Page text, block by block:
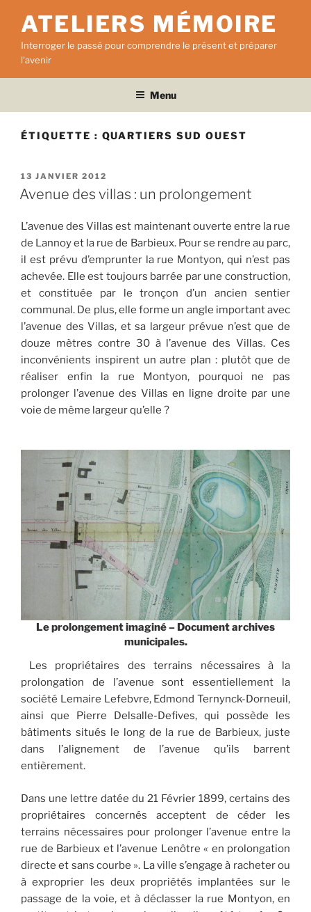
contenu
principal
ATELIERS MÉMOIRE
Interroger le passé pour comprendre le présent et préparer
l'avenir
Menu
ÉTIQUETTE : QUARTIERS SUD OUEST
PUBLIÉ
LE
13 JANVIER 2012
Avenue des villas : un prolongement
L’avenue des Villas est maintenant ouverte entre la rue
de Lannoy et la rue de Barbieux. Pour se rendre au parc,
il est prévu d’emprunter la rue Montyon, qui n’est pas
achevée. Elle est toujours barrée par une construction,
et constituée par le tronçon d’un ancien sentier
communal. De plus, elle forme un angle important avec
l’avenue des Villas, et sa largeur prévue n’est que de
douze mètres contre 30 à l’avenue des Villas. Ces
inconvénients inspirent un autre plan : plutôt que de
réaliser enfin la rue Montyon, pourquoi ne pas
prolonger l’avenue des Villas en ligne droite par une
voie de même largeur qu’elle ?
Le prolongement imaginé – Document archives
municipales.
Les propriétaires des terrains nécessaires à la
prolongation de l’avenue sont essentiellement la
société Lemaire Lefebvre, Edmond Ternynck-Dorneuil,
ainsi que Pierre Delsalle-Defives, qui possède les
bâtiments situés le long de la rue de Barbieux, juste
dans l’alignement de l’avenue qu’ils barrent
entièrement.
Dans une lettre datée du 21 Février 1899, certains des
propriétaires concernés acceptent de céder les
terrains nécessaires pour prolonger l’avenue entre la
rue de Barbieux et l’avenue Lenôtre « en prolongation
directe et sans courbe ». La ville s’engage à racheter ou
à exproprier les deux propriétés implantées sur le
passage de la voie, et à déclasser la rue Montyon, en